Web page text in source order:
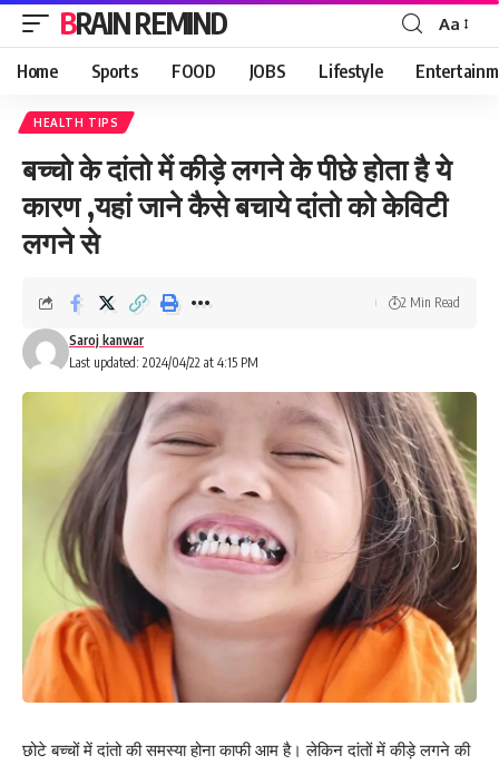
BRAIN REMIND
Font
Resizer
Aa
Home Sports FOOD JOBS Lifestyle
HEALTH TIPS
बच्चो के दांतो में कीड़े लगने के पीछे होता है ये
कारण ,यहां जाने कैसे बचाये दांतो को केविटी
लगने से
Last updated: 2024/04/22 at 4:15 PM
Saroj kanwar
2 Min Read
छोटे बच्चों में दांतो की समस्या होना काफी आम है। लेकिन दांतों में कीड़े लगने की